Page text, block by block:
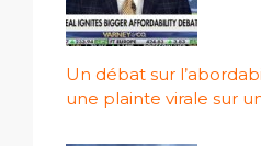
Un débat sur
une plainte virale sur